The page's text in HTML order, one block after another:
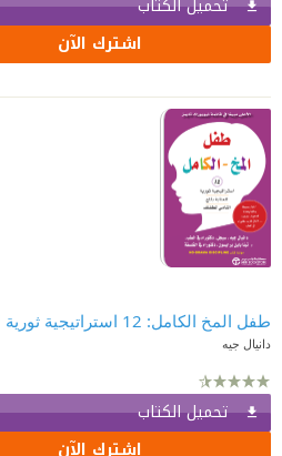
اشترك الآن
دانيال جيه
تحميل الكتاب
اشترك الآن